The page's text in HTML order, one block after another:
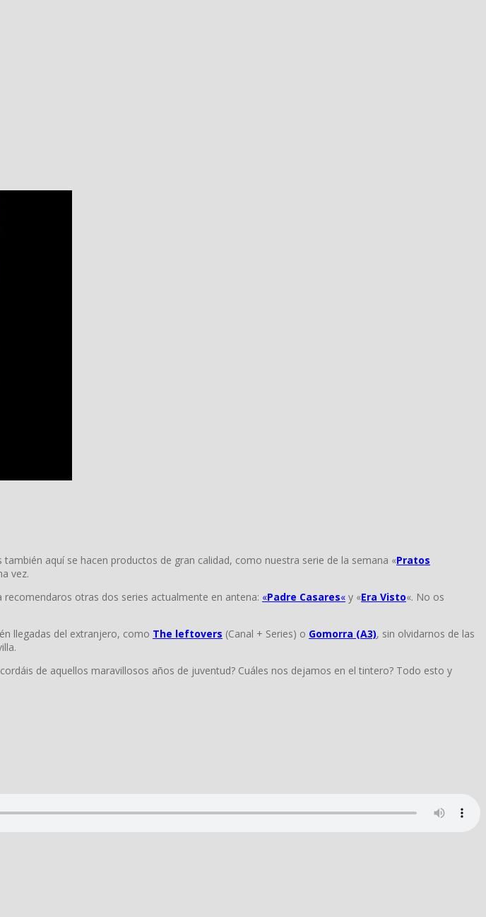
también aquí se hacen productos de gran calidad, como nuestra serie de la semana «Pratos
vez.
otras dos series actualmente en antena: «Padre Casares« y «Era Visto«. No os
llegadas del extranjero, como The leftovers (Canal + Series) o Gomorra (A3), sin olvidarnos de las
de aquellos maravillosos años de juventud? Cuáles nos dejamos en el tintero? Todo esto y